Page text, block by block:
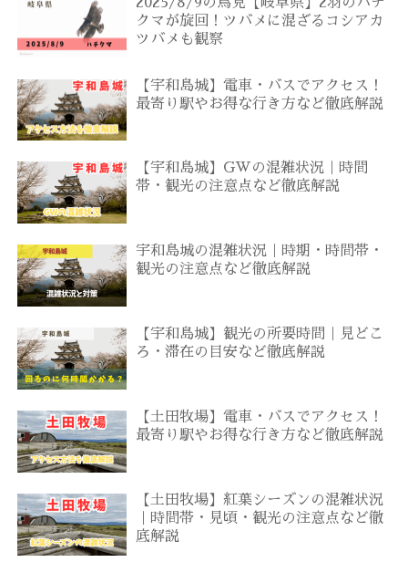
クマが旋回！ツバメに混ざるコシアカ
ツバメも観察
【宇和島城】電車・バスでアクセス！
最寄り駅やお得な行き方など徹底解説
【宇和島城】GWの混雑状況｜時間
帯・観光の注意点など徹底解説
宇和島城の混雑状況｜時期・時間帯・
観光の注意点など徹底解説
【宇和島城】観光の所要時間｜見どこ
ろ・滞在の目安など徹底解説
【土田牧場】電車・バスでアクセス！
最寄り駅やお得な行き方など徹底解説
【土田牧場】紅葉シーズンの混雑状況
｜時間帯・見頃・観光の注意点など徹
底解説